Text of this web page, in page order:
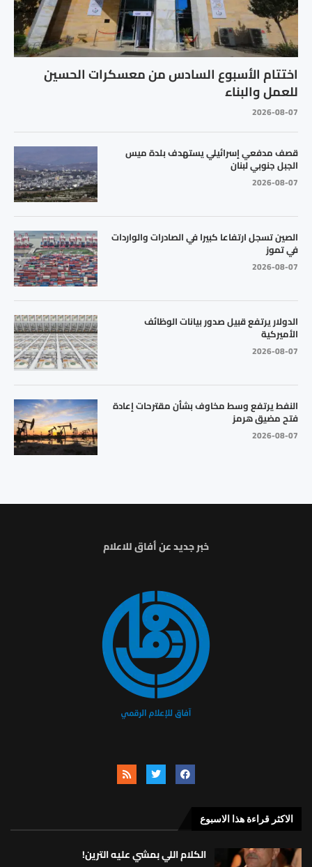
اختتام الأسبوع السادس من معسكرات الحسين
للعمل والبناء
2026-08-07
قصف مدفعي إسرائيلي يستهدف بلدة ميس
الجبل جنوبي لبنان
2026-08-07
الصين تسجل ارتفاعا كبيرا في الصادرات والواردات
في تموز
2026-08-07
الدولار يرتفع قبيل صدور بيانات الوظائف
الأميركية
2026-08-07
النفط يرتفع وسط مخاوف بشأن مقترحات إعادة
فتح مضيق هرمز
2026-08-07
خبر جديد عن أفاق للاعلام
الاكثر قراءة هذا الاسبوع
الكلام اللي بمشي عليه الترين!